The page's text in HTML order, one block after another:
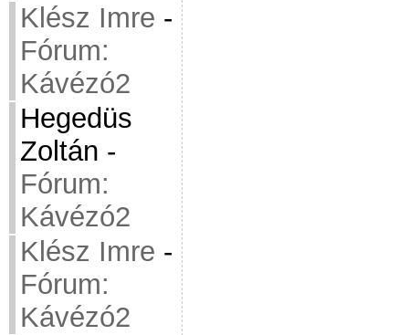
Klész Imre -
Fórum:
Kávézó2
Hegedüs
Zoltán -
Fórum:
Kávézó2
Klész Imre -
Fórum:
Kávézó2